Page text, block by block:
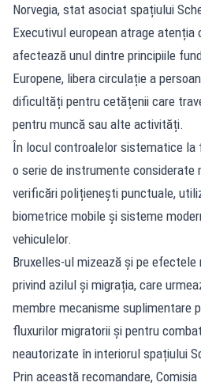
Norvegia, stat asociat spațiului
Executivul european atrage
afectează unul dintre principiile
Europene, libera circulație a
dificultăți pentru cetățenii care
pentru muncă sau alte activități.
În locul controalelor sistematice la
o serie de instrumente considerate
verificări polițienești punctuale,
biometrice mobile și sisteme
vehiculelor.
Bruxelles-ul mizează și pe efectele
privind azilul și migrația, care
membre mecanisme suplimentare
fluxurilor migratorii și pentru
neautorizate în interiorul spațiului
Prin această recomandare,